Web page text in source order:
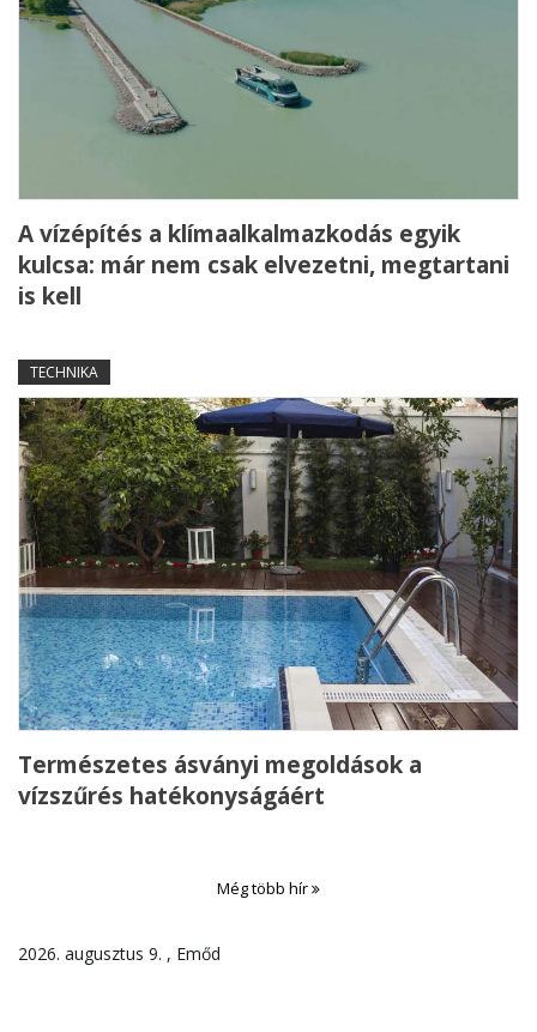
A vízépítés a klímaalkalmazkodás egyik
kulcsa: már nem csak elvezetni, megtartani
is kell
TECHNIKA
Természetes ásványi megoldások a
vízszűrés hatékonyságáért
Még több hír
2026. augusztus 9. , Emőd